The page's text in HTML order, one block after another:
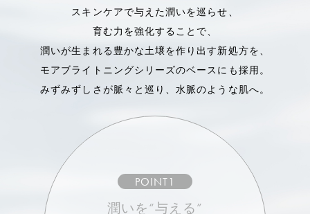
スキンケアで与えた潤いを巡らせ、
育む力を強化することで、
潤いが生まれる豊かな土壌を作り出す新処方を、
モアブライトニングシリーズのベースにも採用。
みずみずしさが脈々と巡り、水脈のような肌へ。
POINT1
潤いを“与える”